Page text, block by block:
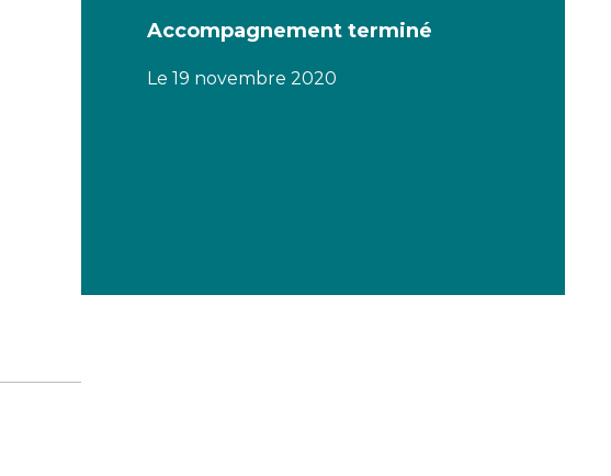
Accompagnement terminé
Le 19 novembre 2020